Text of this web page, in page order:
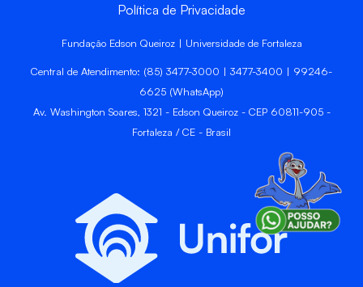
Política de Privacidade
Fundação Edson Queiroz | Universidade de Fortaleza
Central de Atendimento: (85) 3477-3000 | 3477-3400 | 99246-
6625 (WhatsApp)
Av. Washington Soares, 1321 - Edson Queiroz - CEP 60811-905 -
Fortaleza / CE - Brasil